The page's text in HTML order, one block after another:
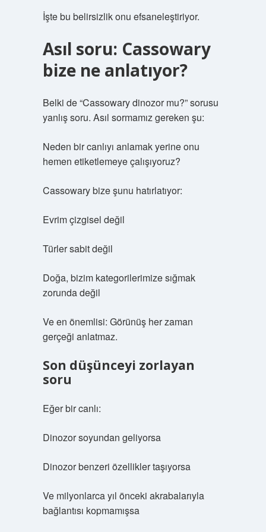
İşte bu belirsizlik onu efsaneleştiriyor.
Asıl soru: Cassowary
bize ne anlatıyor?
Belki de “Cassowary dinozor mu?” sorusu
yanlış soru. Asıl sormamız gereken şu:
Neden bir canlıyı anlamak yerine onu
hemen etiketlemeye çalışıyoruz?
Cassowary bize şunu hatırlatıyor:
Evrim çizgisel değil
Türler sabit değil
Doğa, bizim kategorilerimize sığmak
zorunda değil
Ve en önemlisi: Görünüş her zaman
gerçeği anlatmaz.
Son düşünceyi zorlayan
soru
Eğer bir canlı:
Dinozor soyundan geliyorsa
Dinozor benzeri özellikler taşıyorsa
Ve milyonlarca yıl önceki akrabalarıyla
bağlantısı kopmamışsa